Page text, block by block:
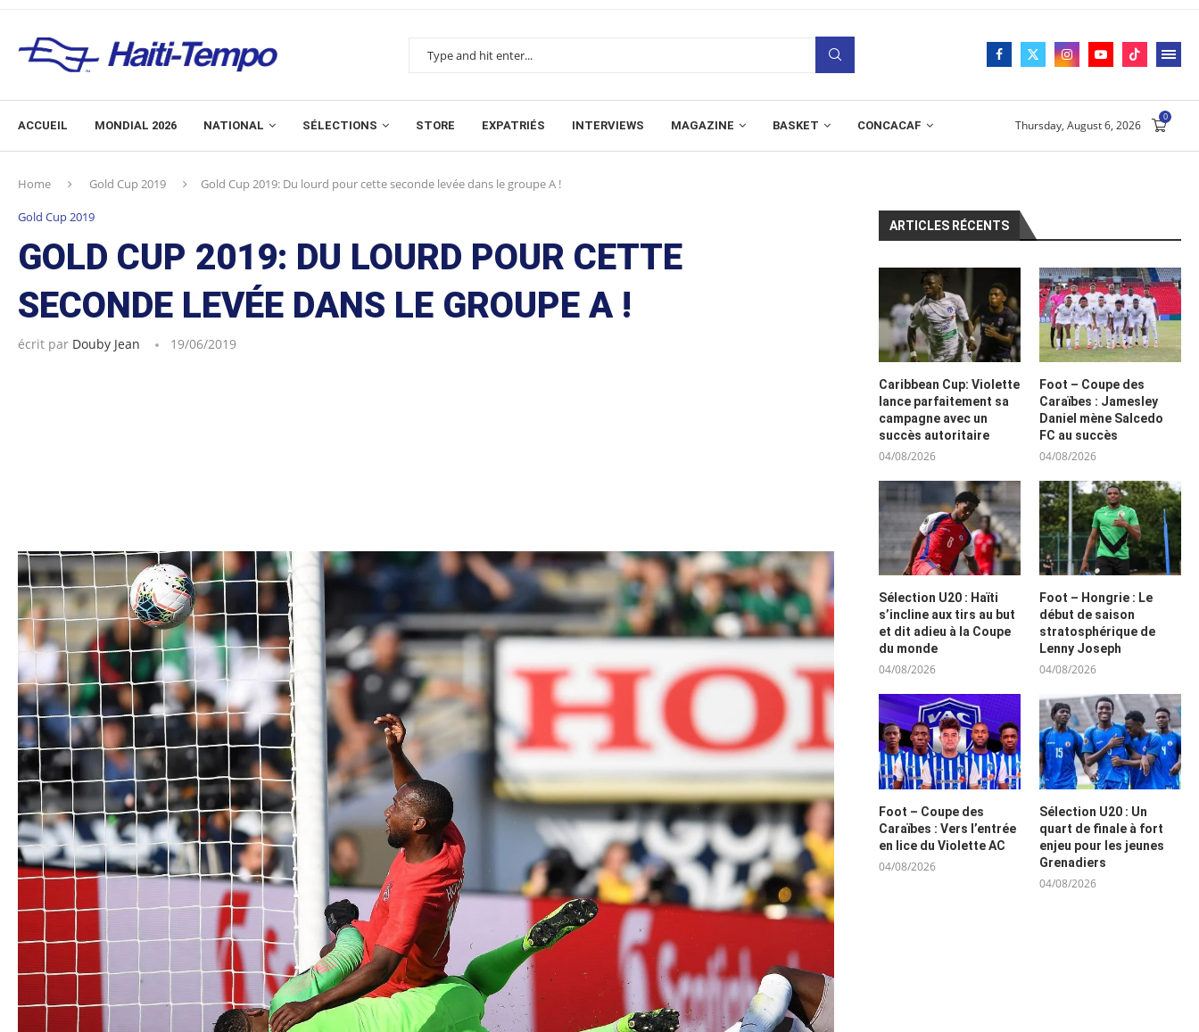
ACCUEIL MONDIAL 2026 NATIONAL SÉLECTIONS STORE EXPATRIÉS INTERVIEWS MAGAZINE BASKET CONCACAF Thursday, August 6, 2026
0
Home Gold Cup 2019 Gold Cup 2019: Du lourd pour cette seconde levée dans le groupe A !
Gold Cup 2019
GOLD CUP 2019: DU LOURD POUR CETTE
SECONDE LEVÉE DANS LE GROUPE A !
écrit par Douby Jean 19/06/2019
ARTICLES RÉCENTS
Caribbean Cup: Violette
lance parfaitement sa
campagne avec un
succès autoritaire
04/08/2026
Foot – Coupe des
Caraïbes : Jamesley
Daniel mène Salcedo
FC au succès
04/08/2026
Sélection U20 : Haïti
s’incline aux tirs au but
et dit adieu à la Coupe
du monde
04/08/2026
Foot – Hongrie : Le
début de saison
stratosphérique de
Lenny Joseph
04/08/2026
Foot – Coupe des
Caraïbes : Vers l’entrée
en lice du Violette AC
04/08/2026
Sélection U20 : Un
quart de finale à fort
enjeu pour les jeunes
Grenadiers
04/08/2026